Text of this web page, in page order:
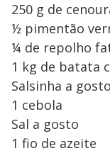
250 g de
½ pimentão
¼ de repolho
1 kg de batata
Salsinha a gosto
1 cebola
Sal a gosto
1 fio de azeite